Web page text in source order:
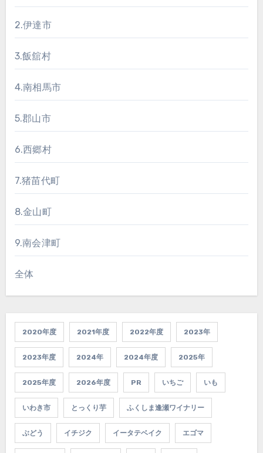
2.伊達市
3.飯舘村
4.南相馬市
5.郡山市
6.西郷村
7.猪苗代町
8.金山町
9.南会津町
全体
2020年度 2021年度 2022年度 2023年
2023年度 2024年 2024年度 2025年
2025年度 2026年度 PR いちご いも
いわき市 とっくり芋 ふくしま逢瀬ワイナリー
ぶどう イチジク イータテベイク エゴマ